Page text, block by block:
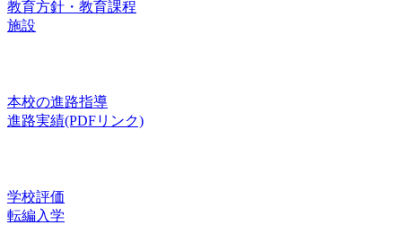
教育方針・教育課程
施設
本校の進路指導
進路実績(PDFリンク)
学校評価
転編入学